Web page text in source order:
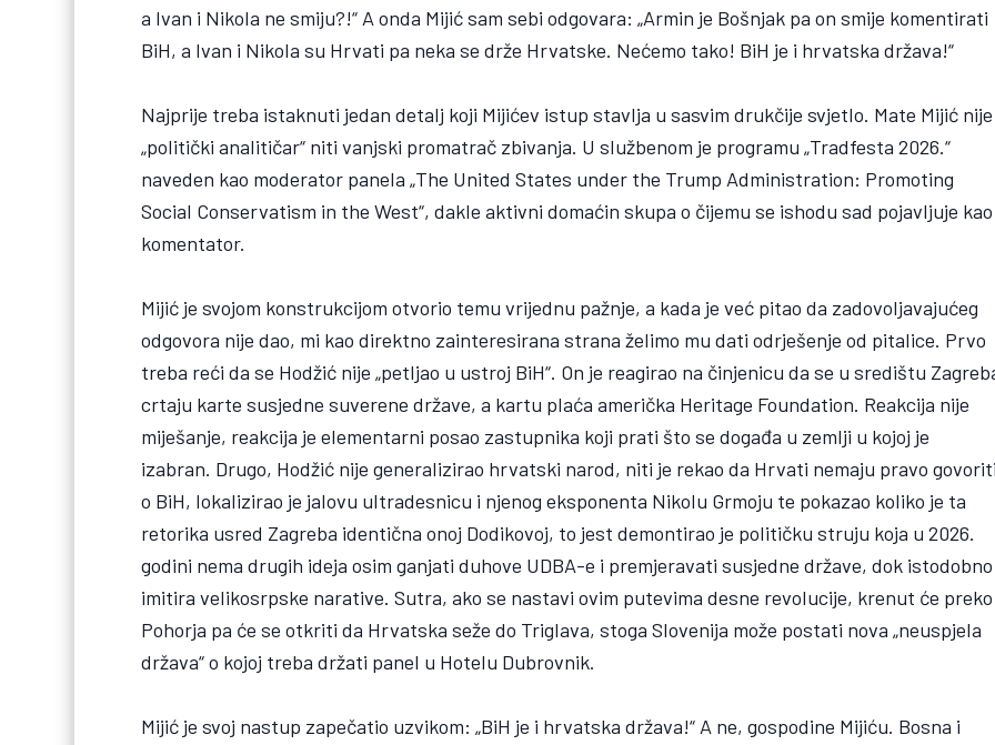
a Ivan i Nikola ne smiju?!“ A onda Mijić sam sebi odgovara: „Armin je Bošnjak pa on smije komentirati
BiH, a Ivan i Nikola su Hrvati pa neka se drže Hrvatske. Nećemo tako! BiH je i hrvatska država!“
Najprije treba istaknuti jedan detalj koji Mijićev istup stavlja u sasvim drukčije svjetlo. Mate Mijić nije
„politički analitičar“ niti vanjski promatrač zbivanja. U službenom je programu „Tradfesta 2026.“
naveden kao moderator panela „The United States under the Trump Administration: Promoting
Social Conservatism in the West“, dakle aktivni domaćin skupa o čijemu se ishodu sad pojavljuje kao
komentator.
Mijić je svojom konstrukcijom otvorio temu vrijednu pažnje, a kada je već pitao da zadovoljavajućeg
odgovora nije dao, mi kao direktno zainteresirana strana želimo mu dati odrješenje od pitalice. Prvo
treba reći da se Hodžić nije „petljao u ustroj BiH“. On je reagirao na činjenicu da se u središtu
crtaju karte susjedne suverene države, a kartu plaća američka Heritage Foundation. Reakcija nije
miješanje, reakcija je elementarni posao zastupnika koji prati što se događa u zemlji u kojoj je
izabran. Drugo, Hodžić nije generalizirao hrvatski narod, niti je rekao da Hrvati nemaju pravo
o BiH, lokalizirao je jalovu ultradesnicu i njenog eksponenta Nikolu Grmoju te pokazao koliko je ta
retorika usred Zagreba identična onoj Dodikovoj, to jest demontirao je političku struju koja u 2026.
godini nema drugih ideja osim ganjati duhove UDBA-e i premjeravati susjedne države, dok istodobno
imitira velikosrpske narative. Sutra, ako se nastavi ovim putevima desne revolucije, krenut će preko
Pohorja pa će se otkriti da Hrvatska seže do Triglava, stoga Slovenija može postati nova „neuspjela
država“ o kojoj treba držati panel u Hotelu Dubrovnik.
Mijić je svoj nastup zapečatio uzvikom: „BiH je i hrvatska država!“ A ne, gospodine Mijiću. Bosna i